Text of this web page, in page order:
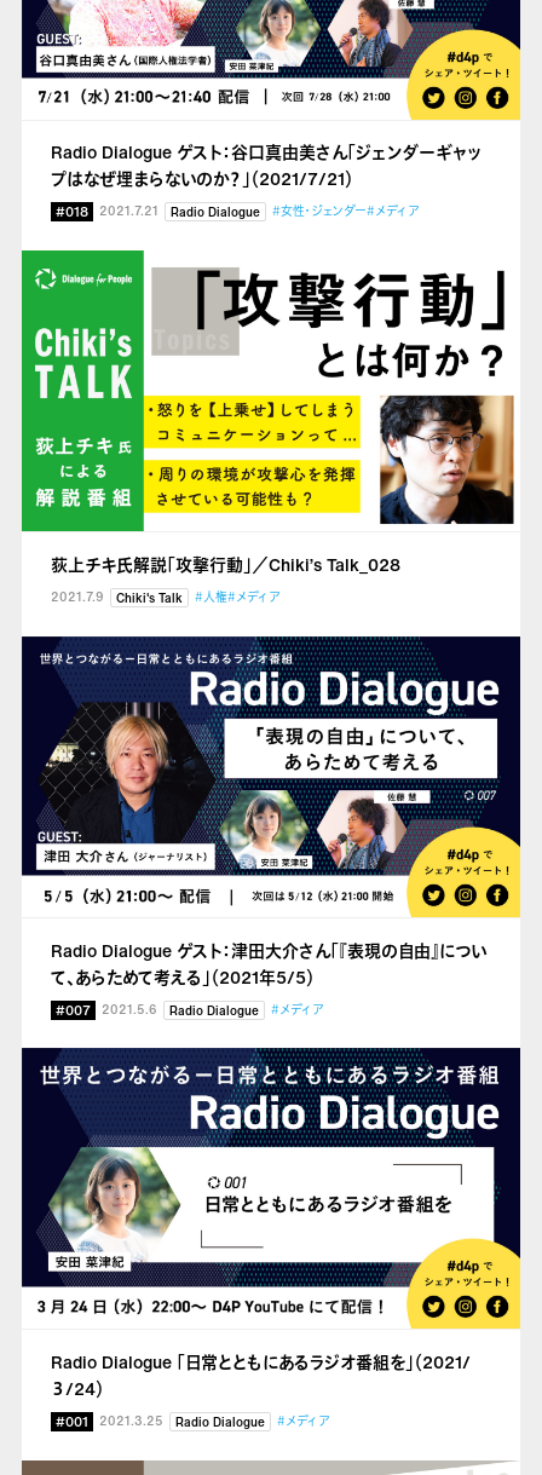
Radio Dialogue ゲスト：谷口真由美さん「ジェンダーギャッ
プはなぜ埋まらないのか？」（2021/7/21）
#018 2021.7.21 Radio Dialogue #女性・ジェンダー#メディア
荻上チキ氏解説「攻撃行動」／Chiki’s Talk_028
2021.7.9 Chiki's Talk #人権#メディア
Radio Dialogue ゲスト：津田大介さん「『表現の自由』につい
て、あらためて考える」（2021年5/5）
#007 2021.5.6 Radio Dialogue #メディア
Radio Dialogue 「日常とともにあるラジオ番組を」（2021/
３/24）
#001 2021.3.25 Radio Dialogue #メディア